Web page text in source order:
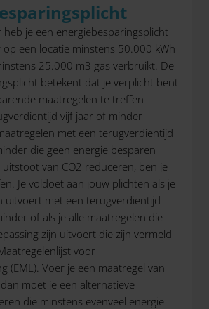
je een energiebesparingsplicht
op een locatie minstens 50.000 kWh
25.000 m3 gas verbruikt. De
betekent dat je verplicht bent
maatregelen te treffen
vijf jaar of minder
met een terugverdientijd
die geen energie besparen
van CO2 reduceren, ben je
Je voldoet aan jouw plichten als je
uitvoert met een terugverdientijd
of als je alle maatregelen die
zijn uitvoert die zijn vermeld
voor
(EML). Voer je een maatregel van
moet je een alternatieve
die minstens evenveel energie